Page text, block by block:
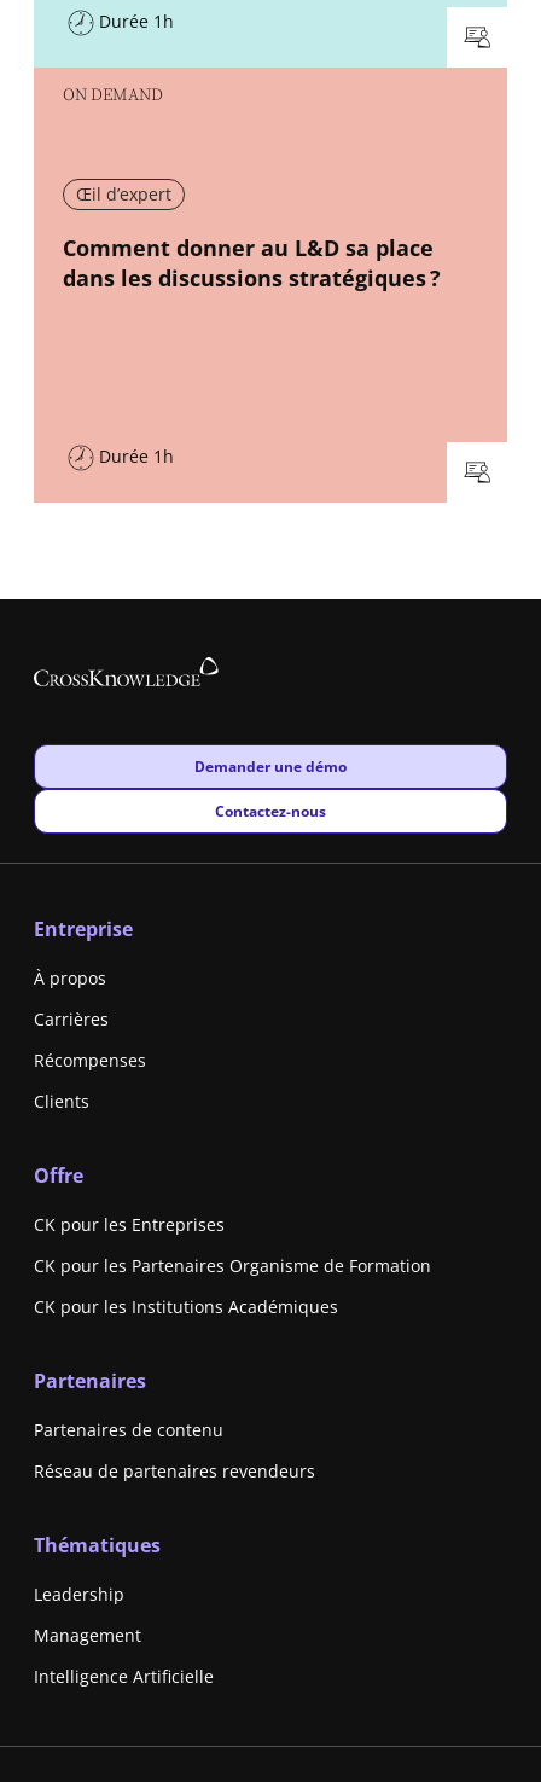
Durée 1h
ON DEMAND
Œil d’expert
New window
Comment donner au L&D sa place
dans les discussions stratégiques ?
Durée 1h
New window
Demander une démo
New window
Contactez-nous
Entreprise
À propos
Carrières
Récompenses
Clients
Offre
CK pour les Entreprises
CK pour les Partenaires Organisme de Formation
CK pour les Institutions Académiques
Partenaires
Partenaires de contenu
Réseau de partenaires revendeurs
Thématiques
Leadership
Management
Intelligence Artificielle